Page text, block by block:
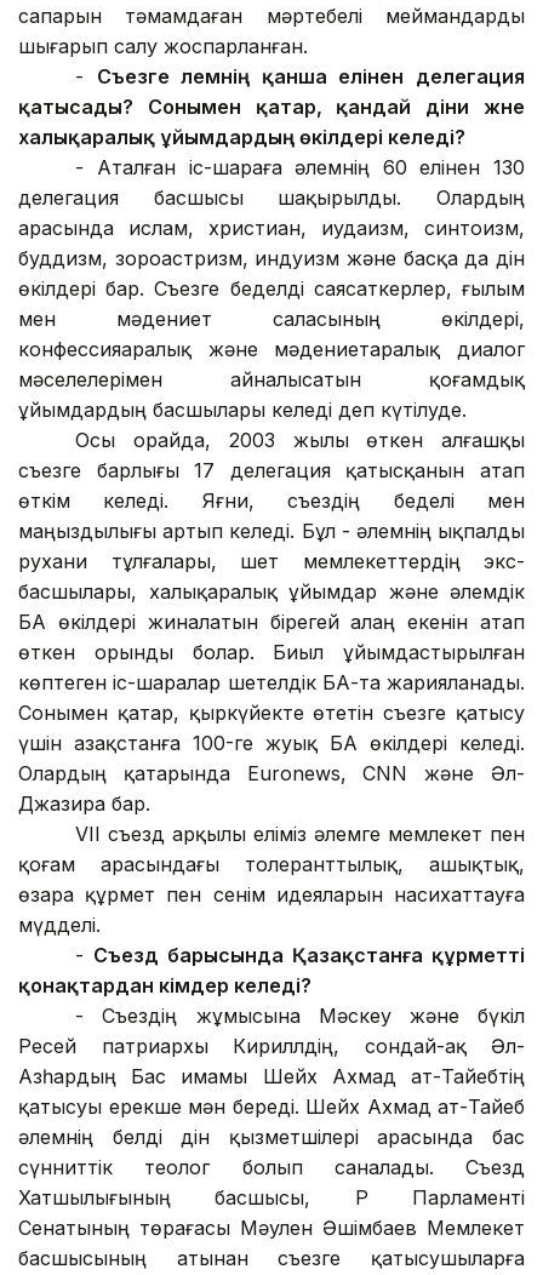
сапарын тәмамдаған мәртебелі меймандарды
шығарып салу жоспарланған.
- Съезге әлемнің қанша елінен делегация
қатысады? Сонымен қатар, қандай діни және
халықаралық ұйымдардың өкілдері келеді?
- Аталған іс-шараға әлемнің 60 елінен 130
делегация басшысы шақырылды. Олардың
арасында ислам, христиан, иудаизм, синтоизм,
буддизм, зороастризм, индуизм және басқа да дін
өкілдері бар. Съезге беделді саясаткерлер, ғылым
мен мәдениет саласының өкілдері,
конфессияаралық және мәдениетаралық диалог
мәселелерімен айналысатын қоғамдық
ұйымдардың басшылары келеді деп күтілуде.
Осы орайда, 2003 жылы өткен алғашқы
съезге барлығы 17 делегация қатысқанын атап
өткім келеді. Яғни, съездің беделі мен
маңыздылығы артып келеді. Бұл - әлемнің ықпалды
рухани тұлғалары, шет мемлекеттердің экс-
басшылары, халықаралық ұйымдар және әлемдік
БАҚ өкілдері жиналатын бірегей алаң екенін атап
өткен орынды болар. Биыл ұйымдастырылған
көптеген іс-шаралар шетелдік БАҚ-та жарияланады.
Сонымен қатар, қыркүйекте өтетін съезге қатысу
үшін Қазақстанға 100-ге жуық БАҚ өкілдері келеді.
Олардың қатарында Euronews, CNN және Әл-
Джазира бар.
VII съезд арқылы еліміз әлемге мемлекет пен
қоғам арасындағы толеранттылық, ашықтық,
өзара құрмет пен сенім идеяларын насихаттауға
мүдделі.
- Съезд барысында Қазақстанға құрметті
қонақтардан кімдер келеді?
-Съездің жұмысына Мәскеу және бүкіл
Ресей патриархы Кириллдің, сондай-ақ Әл-
Азһардың Бас имамы Шейх Ахмад ат-Тайебтің
қатысуы ерекше мән береді. Шейх Ахмад ат-Тайеб
әлемнің белді дін қызметшілері арасында бас
сүнниттік теолог болып саналады. Съезд
Хатшылығының басшысы, ҚР Парламенті
Сенатының төрағасы Мәулен Әшімбаев Мемлекет
басшысының атынан съезге қатысушыларға